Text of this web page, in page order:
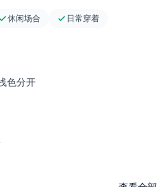
旧干净有品；侧边腰带细节自带辨
天舒适穿到夜晚。无论搭配 boxy
，都能轻松成型。如果你想要
休闲场合 日常穿着
色分开